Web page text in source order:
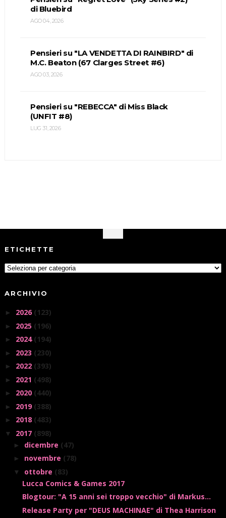
di Bluebird
AGO 04, 2026
Pensieri su "LA VENDETTA DI RAINBIRD" di
M.C. Beaton (67 Clarges Street #6)
AGO 03, 2026
Pensieri su "REBECCA" di Miss Black
(UNFIT #8)
LUG 31, 2026
ETICHETTE
ARCHIVIO
► 2026 (123)
► 2025 (196)
► 2024 (194)
► 2023 (230)
► 2022 (393)
► 2021 (498)
► 2020 (440)
► 2019 (388)
► 2018 (483)
▼ 2017 (898)
► dicembre (47)
► novembre (78)
▼ ottobre (83)
Lucca Comics & Games 2017
Blogtour: "A 15 anni sei troppo vecchio" di Markus...
Release Party per "DEUS MACHINAE" di Thea Harrison